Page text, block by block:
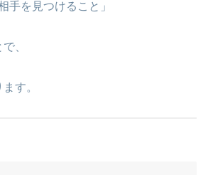
手を見つけること」
、
す。